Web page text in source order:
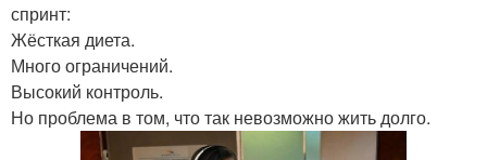
спринт:
Жёсткая диета.
Много ограничений.
Высокий контроль.
Но проблема в том, что так невозможно жить долго.